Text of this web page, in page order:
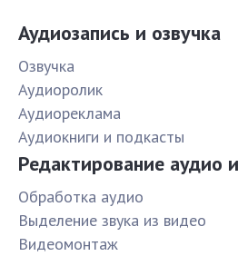
Аудиозапись и озвучка
Озвучка
Аудиоролик
Аудиореклама
Аудиокниги и подкасты
Редактирование аудио
Обработка аудио
Выделение звука из видео
Видеомонтаж